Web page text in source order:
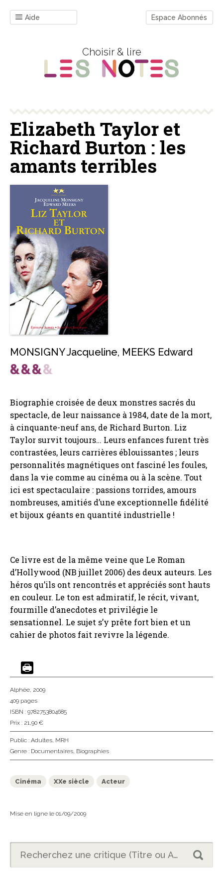
Aide Espace Abonnés
Choisir & lire
Elizabeth Taylor et
Richard Burton : les
amants terribles
MONSIGNY Jacqueline, MEEKS Edward
Biographie croisée de deux monstres sacrés du
spectacle, de leur naissance à 1984, date de la mort,
à cinquante-neuf ans, de Richard Burton. Liz
Taylor survit toujours… Leurs enfances furent très
contrastées, leurs carrières éblouissantes ; leurs
personnalités magnétiques ont fasciné les foules,
dans la vie comme au cinéma ou à la scène. Tout
ici est spectaculaire : passions torrides, amours
nombreuses, amitiés d’une exceptionnelle fidélité
et bijoux géants en quantité industrielle !
Ce livre est de la même veine que Le Roman
d’Hollywood (NB juillet 2006) des deux auteurs. Les
héros qu’ils ont rencontrés et appréciés sont hauts
en couleur. Le ton est admiratif, le récit, vivant,
fourmille d’anecdotes et privilégie le
sensationnel. Le sujet s’y prête fort bien et un
cahier de photos fait revivre la légende.
Alphée, 2009
409 pages
ISBN : 9782753804685
Prix : 21,90 €
Public : Adultes, MRH
Genre : Documentaires, Biographies
Cinéma XXe siècle Acteur
Mise en ligne le 01/09/2009